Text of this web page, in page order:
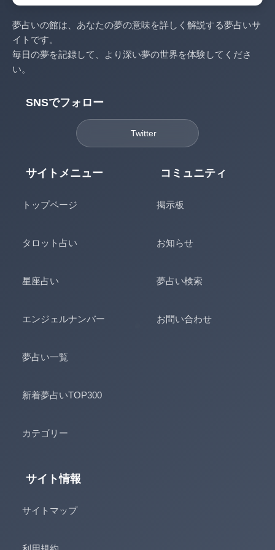
夢占いの館は、あなたの夢の意味を詳しく解説する夢占いサ
イトです。
毎日の夢を記録して、より深い夢の世界を体験してくださ
い。
SNSでフォロー
Twitter
サイトメニュー
トップページ
タロット占い
星座占い
エンジェルナンバー
夢占い一覧
新着夢占いTOP300
カテゴリー
コミュニティ
掲示板
お知らせ
夢占い検索
お問い合わせ
サイト情報
サイトマップ